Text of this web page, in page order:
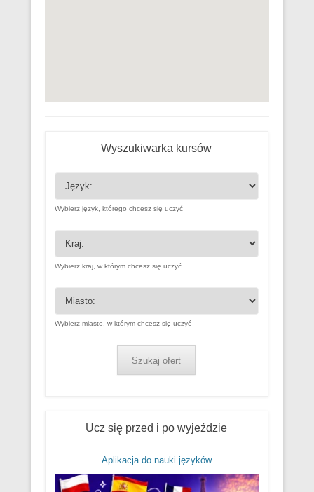
Wyszukiwarka kursów
Wybierz język, którego chcesz się uczyć
Wybierz kraj, w którym chcesz się uczyć
Wybierz miasto, w którym chcesz się uczyć
Szukaj ofert
Ucz się przed i po wyjeździe
Aplikacja do nauki języków